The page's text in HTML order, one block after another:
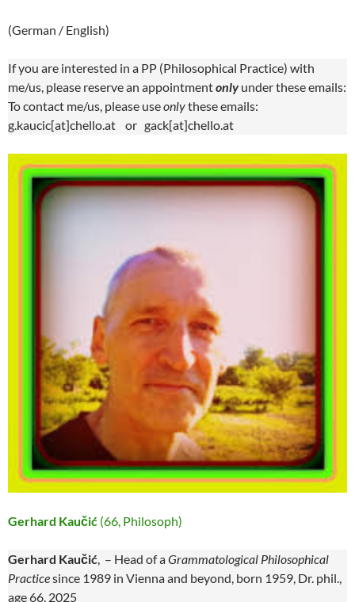
(German / English)
If you are interested in a PP (Philosophical Practice) with
me/us, please reserve an appointmentonlyunder these emails:
To contact me/us, please useonlythese emails:
g.kaucic[at]chello.at or gack[at]chello.at
Gerhard Kaučić (66, Philosoph)
Gerhard Kaučić, – Head of aGrammatological Philosophical
Practicesince 1989 in Vienna and beyond, born 1959, Dr. phil.,
age 66, 2025